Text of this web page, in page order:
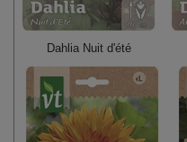
Dahlia Nuit d'été